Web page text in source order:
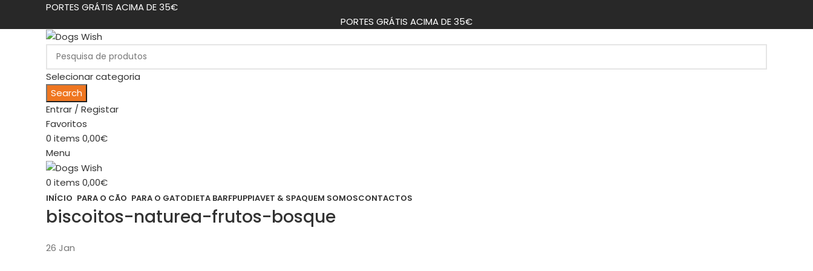
PORTES GRÁTIS ACIMA DE 35€
PORTES GRÁTIS ACIMA DE 35€
Selecionar categoria
Search
Entrar / Registar
Favoritos
0 items 0,00€
Menu
0 items 0,00€
INÍCIO PARA O CÃO PARA O GATODIETA BARFPUPPIAVET & SPAQUEM SOMOSCONTACTOS
biscoitos-naturea-frutos-bosque
26 Jan